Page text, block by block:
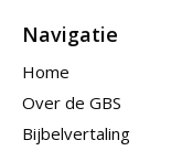
Navigatie
Home
Over de GBS
Bijbelvertaling